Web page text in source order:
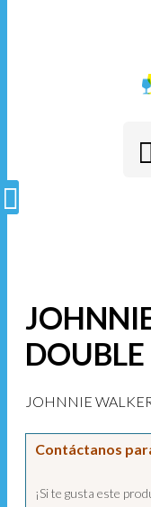
JOHNNIE
Contáctanos
¡Si te gusta este